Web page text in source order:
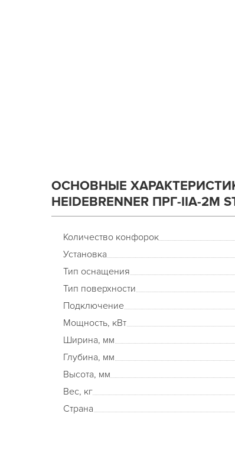
ОСНОВНЫЕ
HEIDEBRENNER ПРГ-IIA-2М
Количество конфорок
Установка
Тип оснащения
Тип поверхности
Подключение
Мощность, кВт
Ширина, мм
Глубина, мм
Высота, мм
Вес, кг
Страна